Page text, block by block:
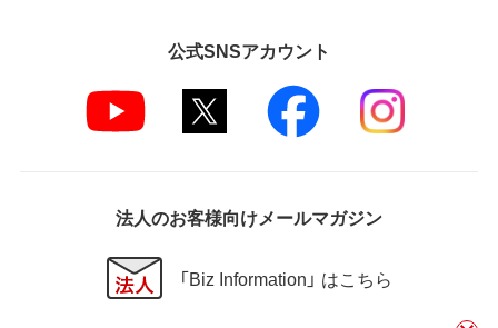
公式SNSアカウント
法人のお客様向けメールマガジン
「Biz Information」 はこちら